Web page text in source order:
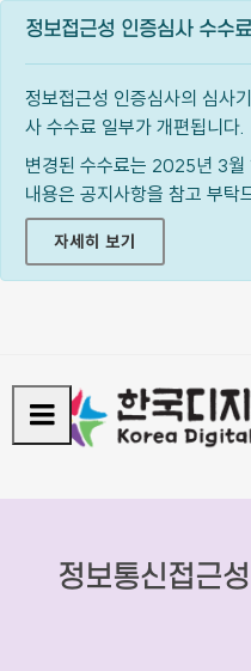
정보접근성 인증심사 수수
정보접근성 인증심사의 심사
사 수수료 일부가 개편됩니다.
변경된 수수료는 2025년 3월
내용은 공지사항을 참고 부탁
자세히 보기
정보통신접근